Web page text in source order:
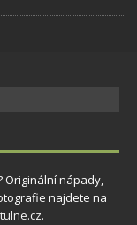
Originální nápady,
najdete na
.